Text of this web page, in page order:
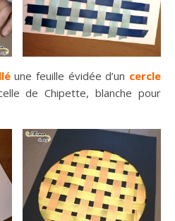
une feuille évidée d’un cercle
de Chipette, blanche pour